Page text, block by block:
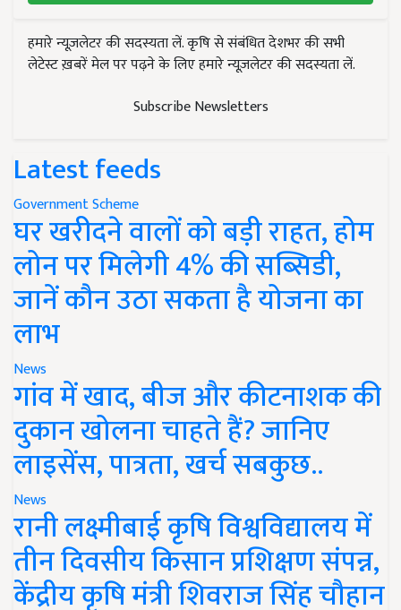
हमारे न्यूज़लेटर की सदस्यता लें. कृषि से संबंधित देशभर की सभी
लेटेस्ट ख़बरें मेल पर पढ़ने के लिए हमारे न्यूज़लेटर की सदस्यता लें.
Subscribe Newsletters
Latest feeds
Government Scheme
घर खरीदने वालों को बड़ी राहत, होम
लोन पर मिलेगी 4% की सब्सिडी,
जानें कौन उठा सकता है योजना का
लाभ
News
गांव में खाद, बीज और कीटनाशक की
दुकान खोलना चाहते हैं? जानिए
लाइसेंस, पात्रता, खर्च सबकुछ..
News
रानी लक्ष्मीबाई कृषि विश्वविद्यालय में
तीन दिवसीय किसान प्रशिक्षण संपन्न,
केंद्रीय कृषि मंत्री शिवराज सिंह चौहान